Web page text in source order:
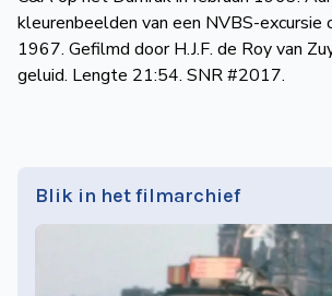
kleurenbeelden van een NVBS-excursie
1967. Gefilmd door H.J.F. de Roy van
geluid. Lengte 21:54. SNR #2017.
Blik in het filmarchief